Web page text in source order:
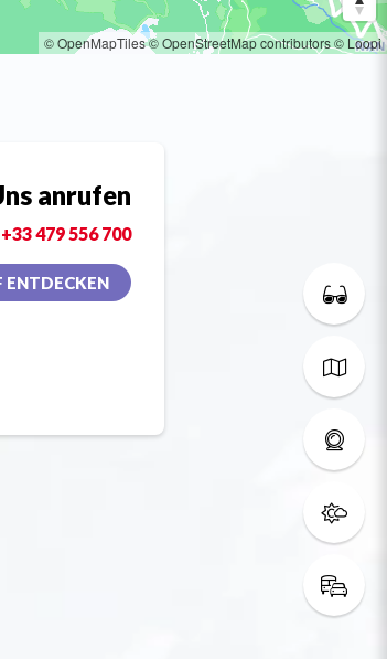
© OpenMapTiles© OpenStreetMap contributors© Loopi
anrufen
+33 479 556 700
ENTDECKEN